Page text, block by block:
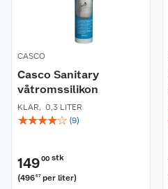
CASCO
Casco Sanitary
våtromssilikon
KLAR, 0,3 LITER
☆☆☆☆☆ (9)
14900 stk
(49667 per liter)